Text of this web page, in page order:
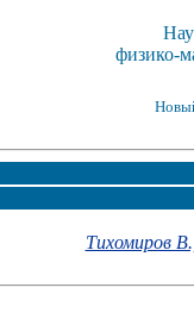
физико-
Тихомиров